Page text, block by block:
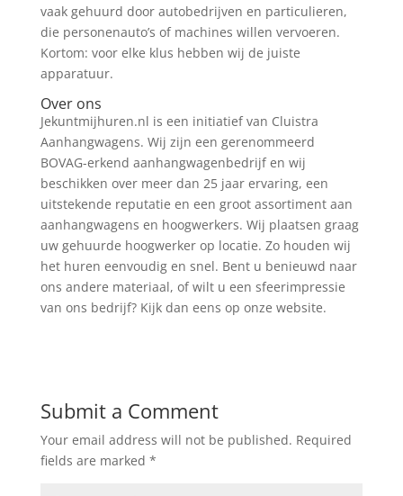
vaak gehuurd door autobedrijven en particulieren,
die personenauto’s of machines willen vervoeren.
Kortom: voor elke klus hebben wij de juiste
apparatuur.
Over ons
Jekuntmijhuren.nl is een initiatief van Cluistra
Aanhangwagens. Wij zijn een gerenommeerd
BOVAG-erkend aanhangwagenbedrijf en wij
beschikken over meer dan 25 jaar ervaring, een
uitstekende reputatie en een groot assortiment aan
aanhangwagens en hoogwerkers. Wij plaatsen graag
uw gehuurde hoogwerker op locatie. Zo houden wij
het huren eenvoudig en snel. Bent u benieuwd naar
ons andere materiaal, of wilt u een sfeerimpressie
van ons bedrijf? Kijk dan eens op onze website.
Submit a Comment
Your email address will not be published. Required
fields are marked *